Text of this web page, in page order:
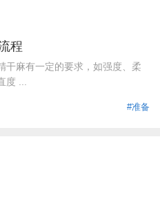
程
干麻有一定的要求，如强度、柔
...
#准备